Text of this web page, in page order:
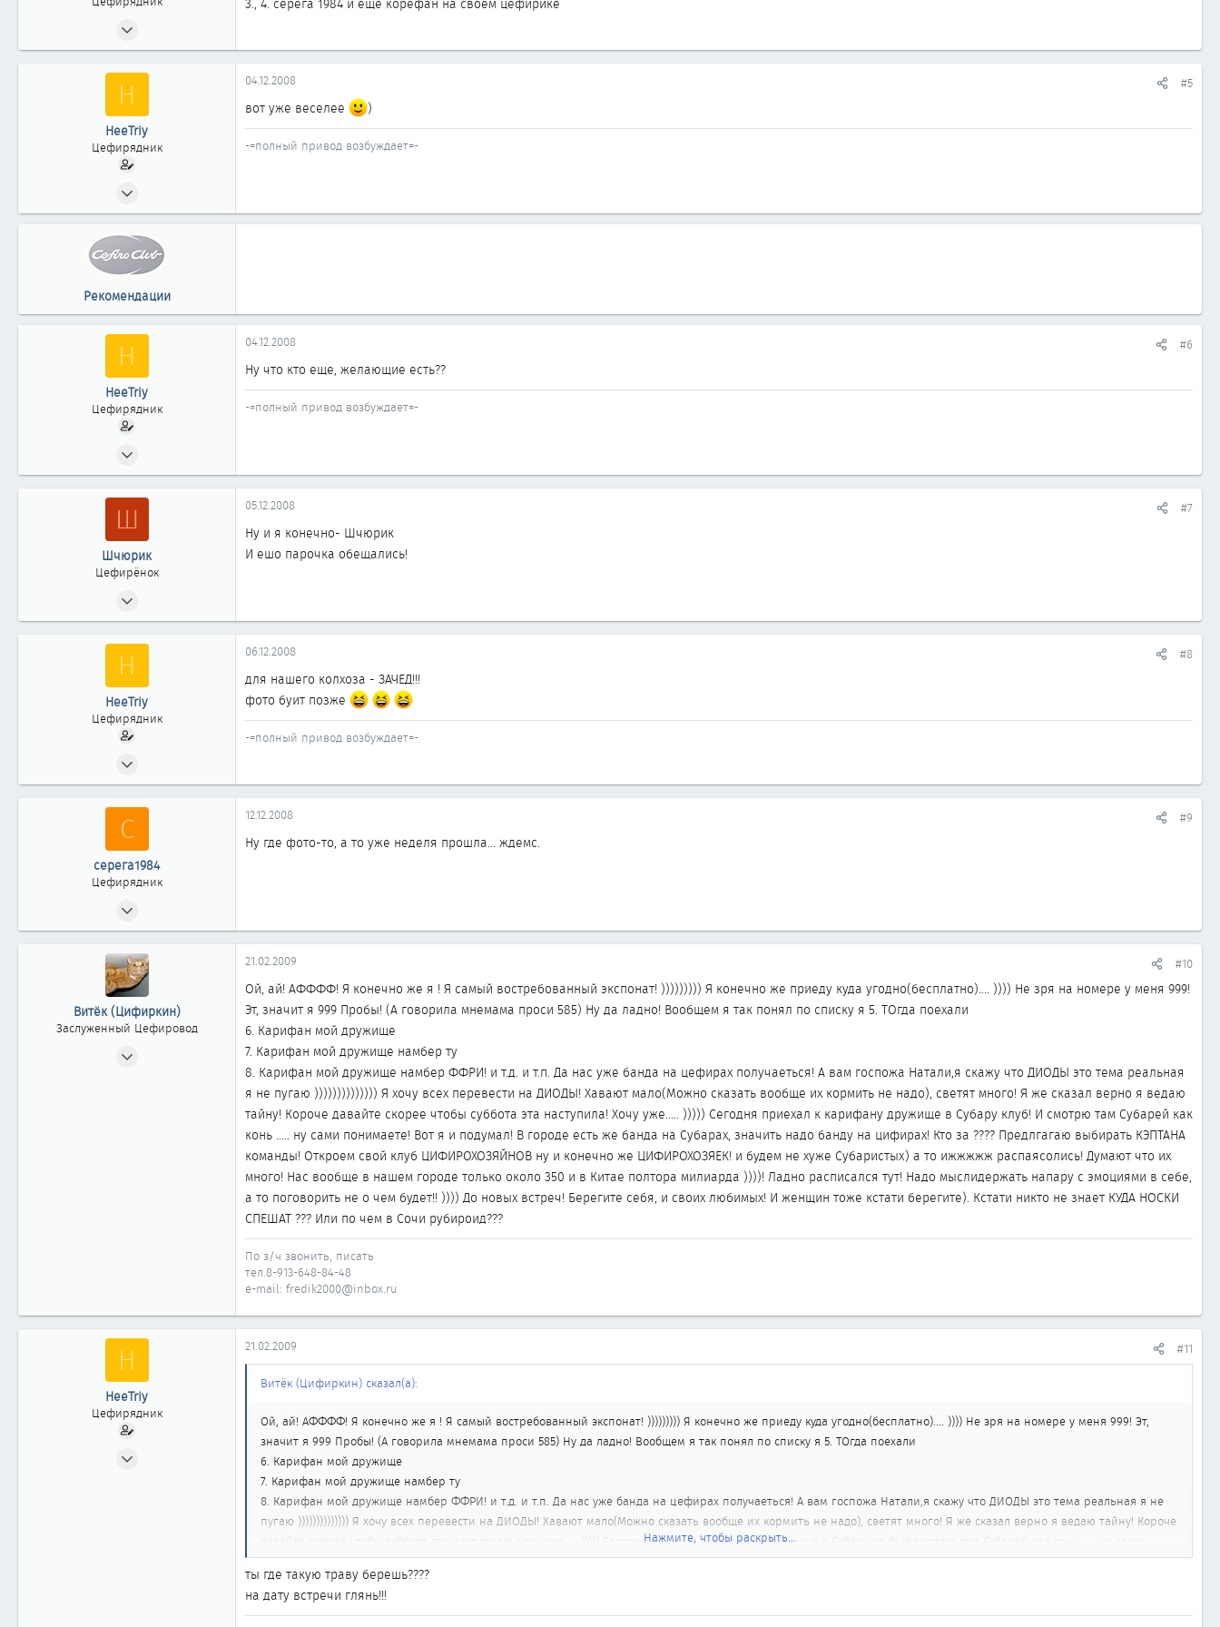
87
3., 4. серега 1984 и еще корефан на своем цефирике
H
HeeTriy
Цефирядник
138
04.12.2008 #5
вот уже веселее )
-=полный привод возбуждает=-
Рекомендации
H
HeeTriy
Цефирядник
138
04.12.2008 #6
Ну что кто еще, желающие есть??
-=полный привод возбуждает=-
Ш
Шчюрик
Цефирёнок
17
05.12.2008 #7
Ну и я конечно- Шчюрик
И ешо парочка обещались!
H
HeeTriy
Цефирядник
138
06.12.2008 #8
для нашего колхоза - ЗАЧЕД!!!
фото буит позже
-=полный привод возбуждает=-
С
серега1984
Цефирядник
87
12.12.2008 #9
Ну где фото-то, а то уже неделя прошла... ждемс.
Витёк (Цифиркин)
Заслуженный Цефировод
21.02.2009 #10
Ой, ай! АФФФФ! Я конечно же я ! Я самый востребованный экспонат! ))))))))) Я конечно же приеду куда угодно(бесплатно).... )))) Не зря на номере у меня 999!
Эт, значит я 999 Пробы! (А говорила мнемама проси 585) Ну да ладно! Вообщем я так понял по списку я 5. ТОгда поехали
6. Карифан мой дружище
7. Карифан мой дружище намбер ту
8. Карифан мой дружище намбер ФФРИ! и т.д. и т.п. Да нас уже банда на цефирах получаеться! А вам госпожа Натали,я скажу что ДИОДЫ это тема реальная
я не пугаю )))))))))))))) Я хочу всех перевести на ДИОДЫ! Хавают мало(Можно сказать вообще их кормить не надо), светят много! Я же сказал верно я ведаю
тайну! Короче давайте скорее чтобы суббота эта наступила! Хочу уже..... ))))) Сегодня приехал к карифану дружище в Субару клуб! И смотрю там Субарей как
конь ..... ну сами понимаете! Вот я и подумал! В городе есть же банда на Субарах, значить надо банду на цифирах! Кто за ???? Предлгагаю выбирать КЭПТАНА
команды! Откроем свой клуб ЦИФИРОХОЗЯЙНОВ ну и конечно же ЦИФИРОХОЗЯЕК! и будем не хуже Субаристых) а то ижжжжж распаясолись! Думают что их
много! Нас вообще в нашем городе только около 350 и в Китае полтора милиарда ))))! Ладно расписался тут! Надо мыслидержать напару с эмоциями в себе,
а то поговорить не о чем будет!! )))) До новых встреч! Берегите себя, и своих любимых! И женщин тоже кстати берегите). Кстати никто не знает КУДА НОСКИ
СПЕШАТ ??? Или по чем в Сочи рубироид???
По з/ч звонить, писать
тел.8-913-648-84-48
e-mail: fredik2000@inbox.ru
H
HeeTriy
Цефирядник
21.02.2009 #11
Витёк (Цифиркин) сказал(а):
Ой, ай! АФФФФ! Я конечно же я ! Я самый востребованный экспонат! ))))))))) Я конечно же приеду куда угодно(бесплатно).... )))) Не зря на номере у меня 999! Эт,
значит я 999 Пробы! (А говорила мнемама проси 585) Ну да ладно! Вообщем я так понял по списку я 5. ТОгда поехали
6. Карифан мой дружище
7. Карифан мой дружище намбер ту
8. Карифан мой дружище намбер ФФРИ! и т.д. и т.п. Да нас уже банда на цефирах получаеться! А вам госпожа Натали,я скажу что ДИОДЫ это тема реальная я не
пугаю )))))))))))))) Я хочу всех перевести на ДИОДЫ! Хавают мало(Можно сказать вообще их кормить не надо), светят много! Я же сказал верно я ведаю тайну! Короче
давайте скорее чтобы суббота эта наступила! Хочу уже..... ))))) Сегодня приехал к карифану дружище в Субару клуб! И смотрю там Субарей как конь ..... ну сами
понимаете! Вот я и подумал! В городе есть же банда на Субарах, значить надо банду на цифирах! Кто за ???? Предлгагаю выбирать КЭПТАНА команды! Откроем
свой клуб ЦИФИРОХОЗЯЙНОВ ну и конечно же ЦИФИРОХОЗЯЕК! и будем не хуже Субаристых) а то ижжжжж распаясолись! Думают что их много! Нас вообще в нашем
городе только около 350 и в Китае полтора милиарда ))))! Ладно расписался тут! Надо мыслидержать напару с эмоциями в себе, а то поговорить не о чем будет!! ))))
До новых встреч! Берегите себя, и своих любимых! И женщин тоже кстати берегите). Кстати никто не знает КУДА НОСКИ СПЕШАТ ??? Или по чем в Сочи рубироид???
Нажмите, чтобы раскрыть...
ты где такую траву берешь????
на дату встречи глянь!!!